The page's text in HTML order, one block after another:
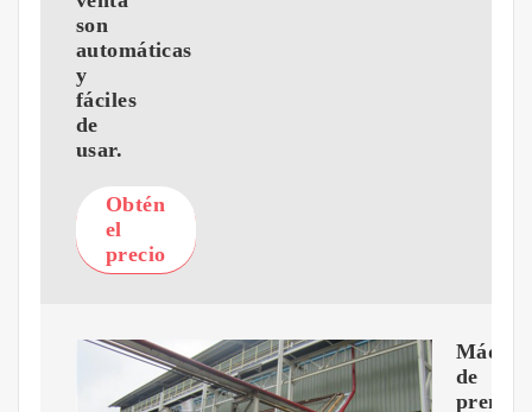
son
automáticas
y
fáciles
de
usar.
Obtén
el
precio
de
prensa